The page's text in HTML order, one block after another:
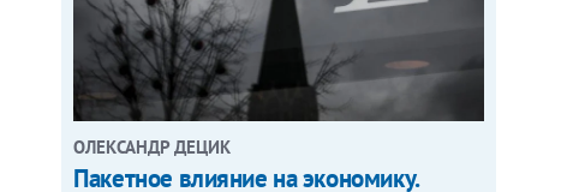
ОЛЕКСАНДР ДЕЦИК
Пакетное влияние на экономику.